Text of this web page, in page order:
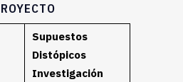
Supuestos
Distópicos
Investigación